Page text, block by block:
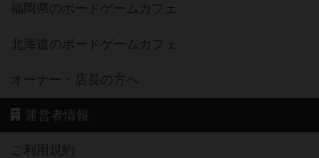
福岡県のボードゲームカフェ
北海道のボードゲームカフェ
オーナー・店長の方へ
運営者情報
ご利用規約